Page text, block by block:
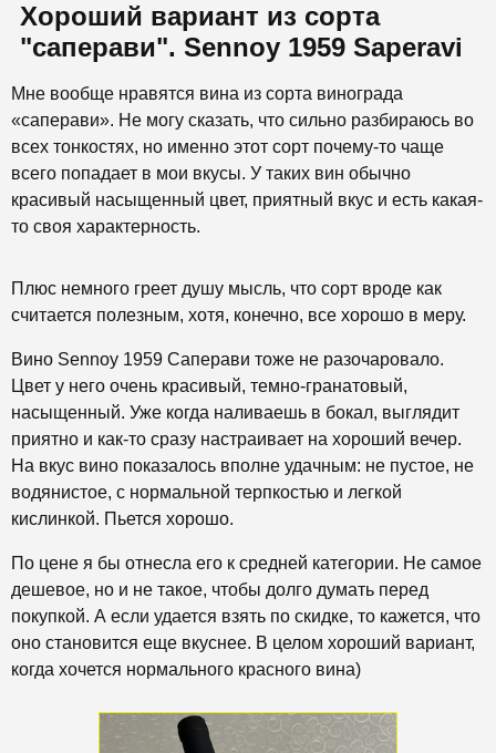
Хороший вариант из сорта
"саперави". Sennoy 1959 Saperavi
Мне вообще нравятся вина из сорта винограда
«саперави». Не могу сказать, что сильно разбираюсь во
всех тонкостях, но именно этот сорт почему-то чаще
всего попадает в мои вкусы. У таких вин обычно
красивый насыщенный цвет, приятный вкус и есть какая-
то своя характерность.
Плюс немного греет душу мысль, что сорт вроде как
считается полезным, хотя, конечно, все хорошо в меру.
Вино Sennoy 1959 Cаперави тоже не разочаровало.
Цвет у него очень красивый, темно-гранатовый,
насыщенный. Уже когда наливаешь в бокал, выглядит
приятно и как-то сразу настраивает на хороший вечер.
На вкус вино показалось вполне удачным: не пустое, не
водянистое, с нормальной терпкостью и легкой
кислинкой. Пьется хорошо.
По цене я бы отнесла его к средней категории. Не самое
дешевое, но и не такое, чтобы долго думать перед
покупкой. А если удается взять по скидке, то кажется, что
оно становится еще вкуснее. В целом хороший вариант,
когда хочется нормального красного вина)